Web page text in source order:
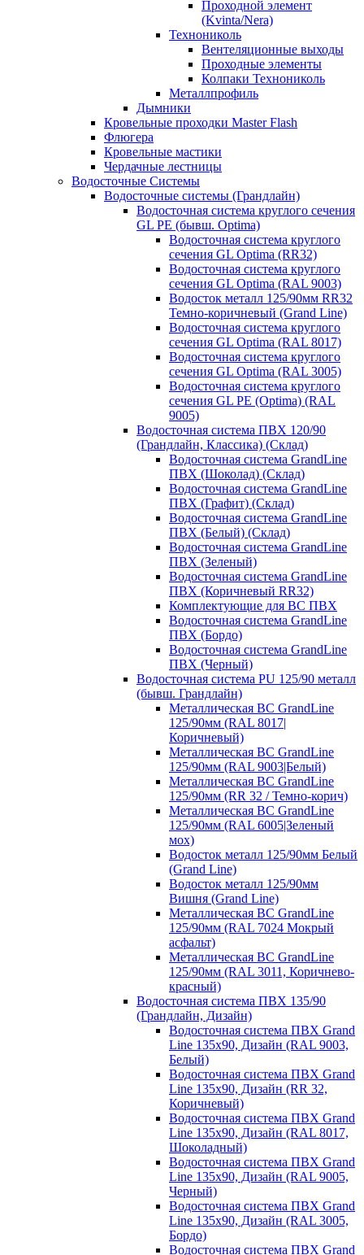
Проходной элемент
(Kvinta/Nera)
Технониколь
Вентеляционные выходы
Проходные элементы
Колпаки Технониколь
Металлпрофиль
Дымники
Кровельные проходки Master Flash
Флюгера
Кровельные мастики
Чердачные лестницы
Водосточные Системы
Водосточные системы (Грандлайн)
Водосточная система круглого сечения
GL PE (бывш. Optima)
Водосточная система круглого
сечения GL Optima (RR32)
Водосточная система круглого
сечения GL Optima (RAL 9003)
Водосток металл 125/90мм RR32
Темно-коричневый (Grand Line)
Водосточная система круглого
сечения GL Optima (RAL 8017)
Водосточная система круглого
сечения GL Optima (RAL 3005)
Водосточная система круглого
сечения GL PE (Optima) (RAL
9005)
Водосточная система ПВХ 120/90
(Грандлайн, Классика) (Склад)
Водосточная система GrandLine
ПВХ (Шоколад) (Склад)
Водосточная система GrandLine
ПВХ (Графит) (Склад)
Водосточная система GrandLine
ПВХ (Белый) (Склад)
Водосточная система GrandLine
ПВХ (Зеленый)
Водосточная система GrandLine
ПВХ (Коричневый RR32)
Комплектующие для ВС ПВХ
Водосточная система GrandLine
ПВХ (Бордо)
Водосточная система GrandLine
ПВХ (Черный)
Водосточная система PU 125/90 металл
(бывш. Грандлайн)
Металлическая ВС GrandLine
125/90мм (RAL 8017|
Коричневый)
Металлическая ВС GrandLine
125/90мм (RAL 9003|Белый)
Металлическая ВС GrandLine
125/90мм (RR 32 / Темно-корич)
Металлическая ВС GrandLine
125/90мм (RAL 6005|Зеленый
мох)
Водосток металл 125/90мм Белый
(Grand Line)
Водосток металл 125/90мм
Вишня (Grand Line)
Металлическая ВС GrandLine
125/90мм (RAL 7024 Мокрый
асфальт)
Металлическая ВС GrandLine
125/90мм (RAL 3011, Коричнево-
красный)
Водосточная система ПВХ 135/90
(Грандлайн, Дизайн)
Водосточная система ПВХ Grand
Line 135х90, Дизайн (RAL 9003,
Белый)
Водосточная система ПВХ Grand
Line 135х90, Дизайн (RR 32,
Коричневый)
Водосточная система ПВХ Grand
Line 135х90, Дизайн (RAL 8017,
Шоколадный)
Водосточная система ПВХ Grand
Line 135х90, Дизайн (RAL 9005,
Черный)
Водосточная система ПВХ Grand
Line 135х90, Дизайн (RAL 3005,
Бордо)
Водосточная система ПВХ Grand